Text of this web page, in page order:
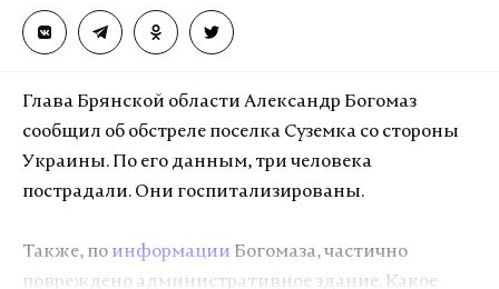
Глава Брянской области Александр Богомаз
сообщил об обстреле поселка Суземка со стороны
Украины. По его данным, три человека
пострадали. Они госпитализированы.
Также, по информации Богомаза, частично
повреждено административное здание. Какое